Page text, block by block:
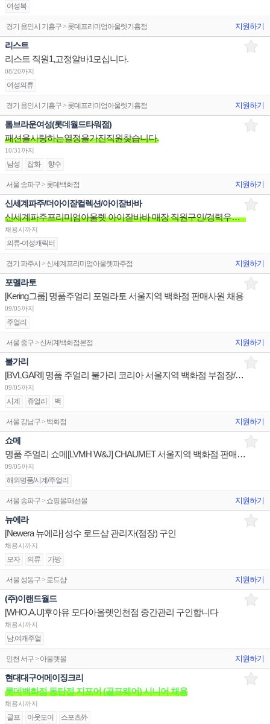
여성복
경기 용인시 기흥구 > 롯데프리미엄아울렛기흥점 지원하기
리스트
리스트 직원1,고정알바1모십니다.
08/20까지
여성의류
경기 용인시 기흥구 > 롯데프리미엄아울렛기흥점 지원하기
톰브라운여성(롯데월드타워점)
패션을사랑하는열정을가진직원찾습니다.
10/31까지
남성 잡화 향수
서울 송파구 > 롯데백화점 지원하기
신세계파주/더아이잗컬렉션/아이잗바바
신세계파주프리미엄아울렛 아이잗바바 매장 직원구인/경력우대/분위기좋은매장/장기근무환영
채용시까지
의류-여성캐릭터
경기 파주시 > 신세계프리미엄아울렛파주점 지원하기
포멜라토
[Kering그룹] 명품주얼리 포멜라토 서울지역 백화점 판매사원 채용
09/05까지
주얼리
서울 중구 > 신세계백화점본점 지원하기
불가리
[BVLGARI] 명품 주얼리 불가리 코리아 서울지역 백화점 부점장/판매사원/어드민 채용
09/05까지
시계 쥬얼리 백
서울 강남구 > 백화점 지원하기
쇼메
명품 주얼리 쇼메[LVMH W&J] CHAUMET 서울지역 백화점 판매사원 채용
09/05까지
해외명품/시계/주얼리
서울 송파구 > 쇼핑몰/패션몰 지원하기
뉴에라
[Newera 뉴에라] 성수 로드샵 관리자(점장) 구인
채용시까지
모자 의류 가방
서울 성동구 > 로드샵 지원하기
(주)이랜드월드
[WHO.A.U]후아유 모다아울렛인천점 중간관리 구인합니다
채용시까지
남.여캐주얼
인천 서구 > 아울렛몰 지원하기
현대대구어메이징크리
롯데백화점 동탄점 지포어 (골프웨어) 시니어 채용
채용시까지
골프 아웃도어 스포츠外